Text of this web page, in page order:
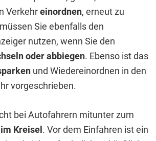
Verkehreinordnen, erneut zu
Sie ebenfalls den
nutzen, wenn Sie den
oder abbiegen. Ebenso ist das
und Wiedereinordnen in den
vorgeschrieben.
bei Autofahrern mitunter zum
Kreisel . Vor dem Einfahren ist ein